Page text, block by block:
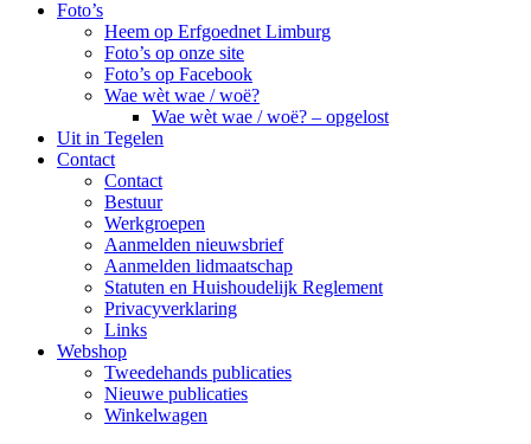
Foto’s
Heem op Erfgoednet Limburg
Foto’s op onze site
Foto’s op Facebook
Wae wèt wae / woë?
Wae wèt wae / woë? – opgelost
Uit in Tegelen
Contact
Contact
Bestuur
Werkgroepen
Aanmelden nieuwsbrief
Aanmelden lidmaatschap
Statuten en Huishoudelijk Reglement
Privacyverklaring
Links
Webshop
Tweedehands publicaties
Nieuwe publicaties
Winkelwagen